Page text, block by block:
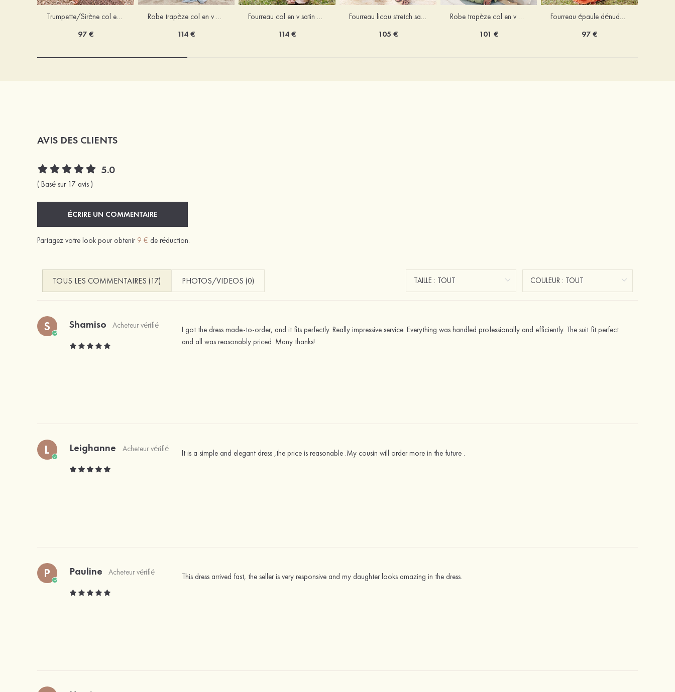
Trumpette/Sirène col en v jersey ras du sol robe de demoiselle d'honneur
97 €
Robe trapèze col en v mousseline ras du sol robe de demoiselle d'honneur
114 €
Fourreau col en v satin extensible ras du sol robe de demoiselle d'honneur
114 €
Fourreau licou stretch satin longueur cheville robe de demoiselle d'honneur
105 €
Robe trapèze col en v mousseline ras du sol robe de demoiselle d'honneur
101 €
Fourreau épaule dénudée satin extensible ras du sol robe de demoiselle d'honneur
97 €
AVIS DES CLIENTS
5.0
( Basé sur 17 avis )
ÉCRIRE UN COMMENTAIRE
Partagez votre look pour obtenir 9 € de réduction.
TOUS LES COMMENTAIRES (17) PHOTOS/VIDEOS (0)
S Shamiso Acheteur vérifié
I got the dress made-to-order, and it fits perfectly. Really impressive service. Everything was handled professionally and efficiently. The suit fit perfect
and all was reasonably priced. Many thanks!
L Leighanne Acheteur vérifié It is a simple and elegant dress ,the price is reasonable .My cousin will order more in the future .
P Pauline Acheteur vérifié This dress arrived fast, the seller is very responsive and my daughter looks amazing in the dress.